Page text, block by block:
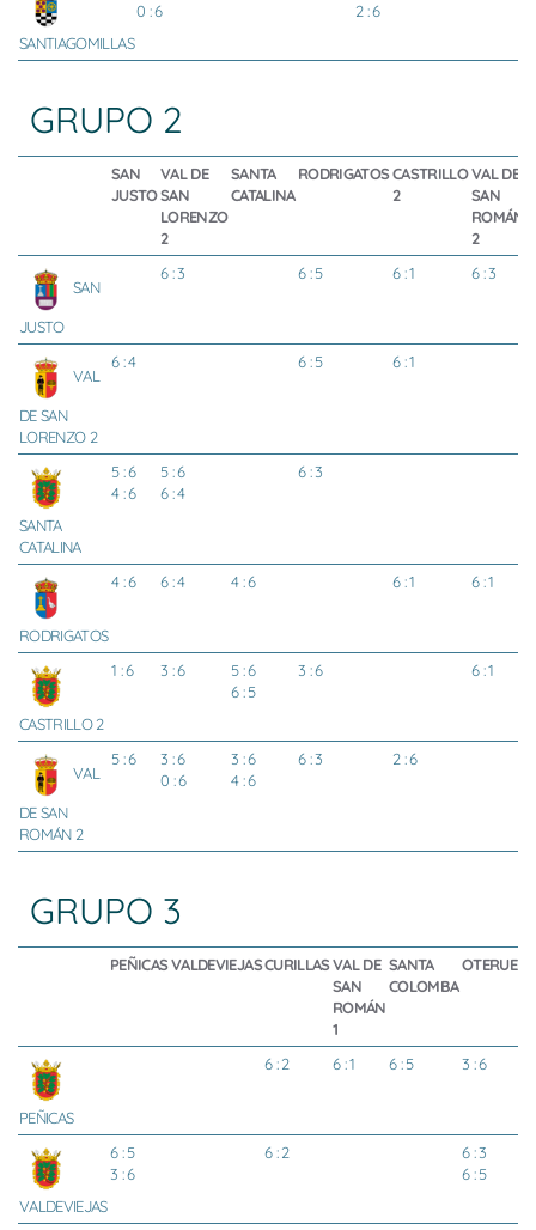
SANTIAGOMILLAS
0 : 6
2 : 6
GRUPO 2
SAN
JUSTO
VAL DE
SAN
LORENZO
2
SANTA
CATALINA
RODRIGATOSCASTRILLO
2
VAL DE
SAN
ROMÁN
2
SAN
JUSTO
6 : 3 6 : 5 6 : 1 6 : 3
VAL
DE SAN
LORENZO 2
6 : 4 6 : 5 6 : 1
SANTA
CATALINA
5 : 6
4 : 6
5 : 6
6 : 4
6 : 3
RODRIGATOS
4 : 6 6 : 4 4 : 6 6 : 1 6 : 1
CASTRILLO 2
1 : 6 3 : 6
5 : 6
6 : 5
3 : 6 6 : 1
VAL
DE SAN
ROMÁN 2
5 : 6
3 : 6
0 : 6
3 : 6
4 : 6
6 : 3 2 : 6
GRUPO 3
PEÑICASVALDEVIEJASCURILLASVAL DE
SAN
ROMÁN
1
SANTA
COLOMBA
OTERUELO
PEÑICAS
6 : 2 6 : 1 6 : 5 3 : 6
VALDEVIEJAS
6 : 5
3 : 6
6 : 2
6 : 3
6 : 5